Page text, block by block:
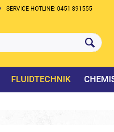
SERVICE HOTLINE: 0451 891555
FLUIDTECHNIK